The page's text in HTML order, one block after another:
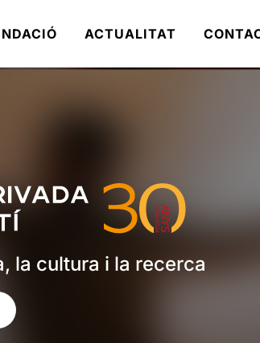
ACTUALITAT
la cultura i la recerca